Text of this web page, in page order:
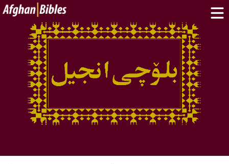
Home
Dari Bibles Pashto Bibles
Others: Balochi · Hazaragi · Turkmen